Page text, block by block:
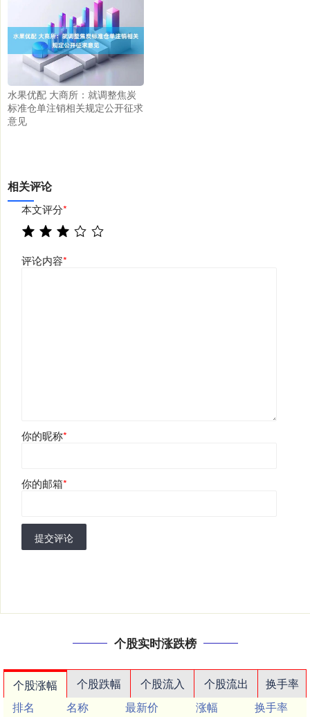
水果优配 大商所：就调整焦炭
标准仓单注销相关规定公开征求
意见
相关评论
本文评分*
评论内容*
你的昵称*
你的邮箱*
提交评论
个股实时涨跌榜
个股涨幅 个股跌幅 个股流入 个股流出
换手率
排名
名称 最新价 涨幅
换手率